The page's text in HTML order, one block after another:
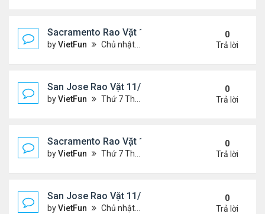
Sacramento Rao Vặt 11/26/21- 12/3/21
byVietFun Chủ nhật Tháng 11 28, 2021 8:22 pm
0
Trả lời
San Jose Rao Vặt 11/19/21 - 11/26/21
byVietFun Thứ 7 Tháng 11 20, 2021 10:30 am
0
Trả lời
Sacramento Rao Vặt 11/19/21 - 11/26/21
byVietFun Thứ 7 Tháng 11 20, 2021 10:22 am
0
Trả lời
San Jose Rao Vặt 11/12/21- 11/19/21
byVietFun Chủ nhật Tháng 11 14, 2021 8:16 pm
0
Trả lời